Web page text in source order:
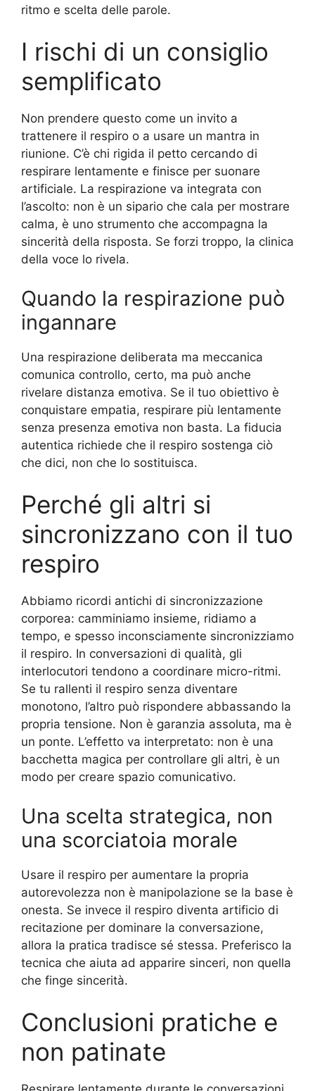
ritmo e scelta delle parole.
I rischi di un consiglio
semplificato
Non prendere questo come un invito a
trattenere il respiro o a usare un mantra in
riunione. C’è chi rigida il petto cercando di
respirare lentamente e finisce per suonare
artificiale. La respirazione va integrata con
l’ascolto: non è un sipario che cala per mostrare
calma, è uno strumento che accompagna la
sincerità della risposta. Se forzi troppo, la clinica
della voce lo rivela.
Quando la respirazione può
ingannare
Una respirazione deliberata ma meccanica
comunica controllo, certo, ma può anche
rivelare distanza emotiva. Se il tuo obiettivo è
conquistare empatia, respirare più lentamente
senza presenza emotiva non basta. La fiducia
autentica richiede che il respiro sostenga ciò
che dici, non che lo sostituisca.
Perché gli altri si
sincronizzano con il tuo
respiro
Abbiamo ricordi antichi di sincronizzazione
corporea: camminiamo insieme, ridiamo a
tempo, e spesso inconsciamente sincronizziamo
il respiro. In conversazioni di qualità, gli
interlocutori tendono a coordinare micro-ritmi.
Se tu rallenti il respiro senza diventare
monotono, l’altro può rispondere abbassando la
propria tensione. Non è garanzia assoluta, ma è
un ponte. L’effetto va interpretato: non è una
bacchetta magica per controllare gli altri, è un
modo per creare spazio comunicativo.
Una scelta strategica, non
una scorciatoia morale
Usare il respiro per aumentare la propria
autorevolezza non è manipolazione se la base è
onesta. Se invece il respiro diventa artificio di
recitazione per dominare la conversazione,
allora la pratica tradisce sé stessa. Preferisco la
tecnica che aiuta ad apparire sinceri, non quella
che finge sincerità.
Conclusioni pratiche e
non patinate